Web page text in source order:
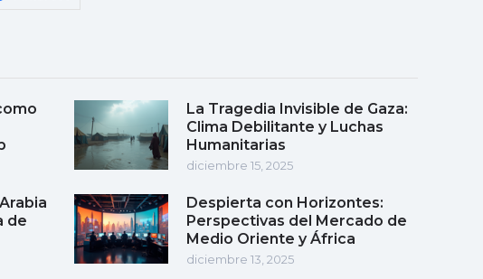
La Tragedia Invisible de Gaza:
Clima Debilitante y Luchas
Humanitarias
diciembre 15, 2025
de
Despierta con Horizontes:
Perspectivas del Mercado de
Medio Oriente y África
diciembre 13, 2025